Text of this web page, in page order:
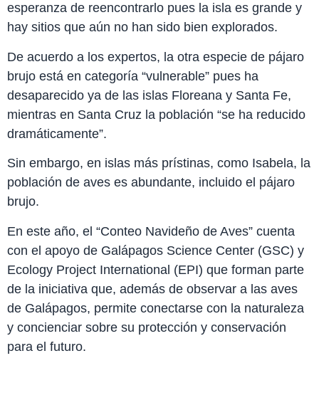
esperanza de reencontrarlo pues la isla es grande y
hay sitios que aún no han sido bien explorados.
De acuerdo a los expertos, la otra especie de pájaro
brujo está en categoría “vulnerable” pues ha
desaparecido ya de las islas Floreana y Santa Fe,
mientras en Santa Cruz la población “se ha reducido
dramáticamente”.
Sin embargo, en islas más prístinas, como Isabela, la
población de aves es abundante, incluido el pájaro
brujo.
En este año, el “Conteo Navideño de Aves” cuenta
con el apoyo de Galápagos Science Center (GSC) y
Ecology Project International (EPI) que forman parte
de la iniciativa que, además de observar a las aves
de Galápagos, permite conectarse con la naturaleza
y concienciar sobre su protección y conservación
para el futuro.